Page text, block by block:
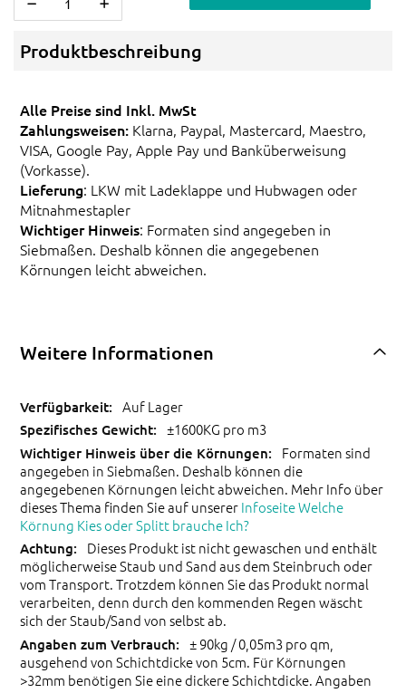
Produktbeschreibung
Alle Preise sind Inkl. MwSt
Zahlungsweisen: Klarna, Paypal, Mastercard, Maestro,
VISA, Google Pay, Apple Pay und Banküberweisung
(Vorkasse).
Lieferung: LKW mit Ladeklappe und Hubwagen oder
Mitnahmestapler
Wichtiger Hinweis: Formaten sind angegeben in
Siebmaßen. Deshalb können die angegebenen
Körnungen leicht abweichen.
Weitere Informationen
Auf Lager
±1600KG pro m3
Formaten sind
angegeben in Siebmaßen. Deshalb können die
angegebenen Körnungen leicht abweichen. Mehr Info über
dieses Thema finden Sie auf unsererInfoseite Welche
Körnung Kies oder Splitt brauche Ich?
Dieses Produkt ist nicht gewaschen und enthält
möglicherweise Staub und Sand aus dem Steinbruch oder
vom Transport. Trotzdem können Sie das Produkt normal
verarbeiten, denn durch den kommenden Regen wäscht
sich der Staub/Sand von selbst ab.
± 90kg / 0,05m3 pro qm,
ausgehend von Schichtdicke von 5cm. Für Körnungen
>32mm benötigen Sie eine dickere Schichtdicke. Angaben